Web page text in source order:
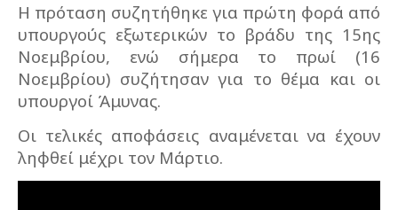
Η πρόταση συζητήθηκε για πρώτη φορά από
υπουργούς εξωτερικών το βράδυ της 15ης
Νοεμβρίου, ενώ σήμερα το πρωί (16
Νοεμβρίου) συζήτησαν για το θέμα και οι
υπουργοί Άμυνας.
Οι τελικές αποφάσεις αναμένεται να έχουν
ληφθεί μέχρι τον Μάρτιο.